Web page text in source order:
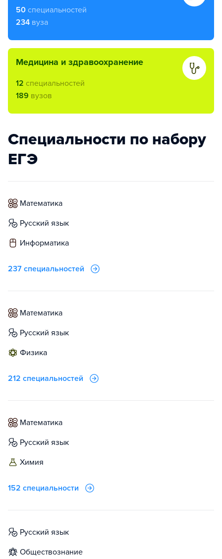
50 специальностей
234 вуза
медицина и здравоохранение
12 специальностей
189 вузов
Специальности по набору
ЕГЭ
математика
русский язык
информатика
237 специальностей
математика
русский язык
физика
212 специальностей
математика
русский язык
химия
152 специальности
русский язык
обществознание